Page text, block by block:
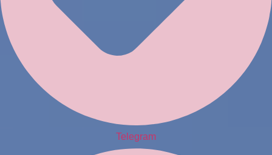
Telegram